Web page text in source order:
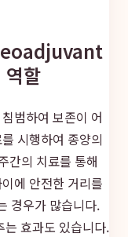
할
범하여 보존이 어
시행하여 종양의
간의 치료를 통해
에 안전한 거리를
경우가 많습니다.
는 효과도 있습니다.